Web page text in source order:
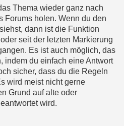
Thema wieder ganz nach
Forums holen. Wenn du den
dann ist die Funktion
seit der letzten Markierung
Es ist auch möglich, das
indem du einfach eine Antwort
sicher, dass du die Regeln
wird meist nicht gerne
Grund auf alte oder
wird.